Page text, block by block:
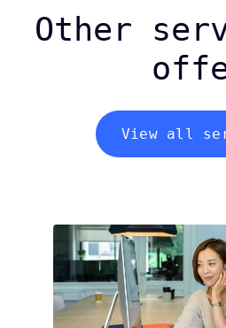
Other
View all